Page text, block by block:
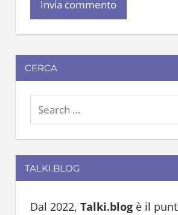
CERCA
e
a
r
c
TALKI.BLOG
Dal 2022, Talki.blogè il